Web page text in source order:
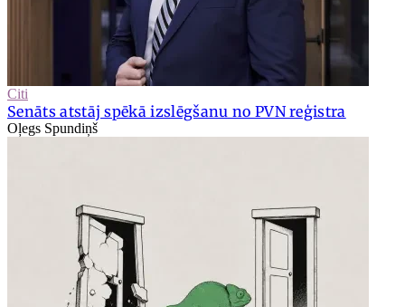
Citi
Senāts atstāj spēkā izslēgšanu no PVN reģistra
Oļegs Spundiņš